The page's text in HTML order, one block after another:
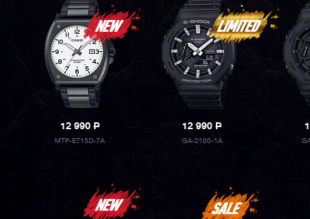
12 990P
MTP-E715D-7A
12 990P
GA-2100-1A